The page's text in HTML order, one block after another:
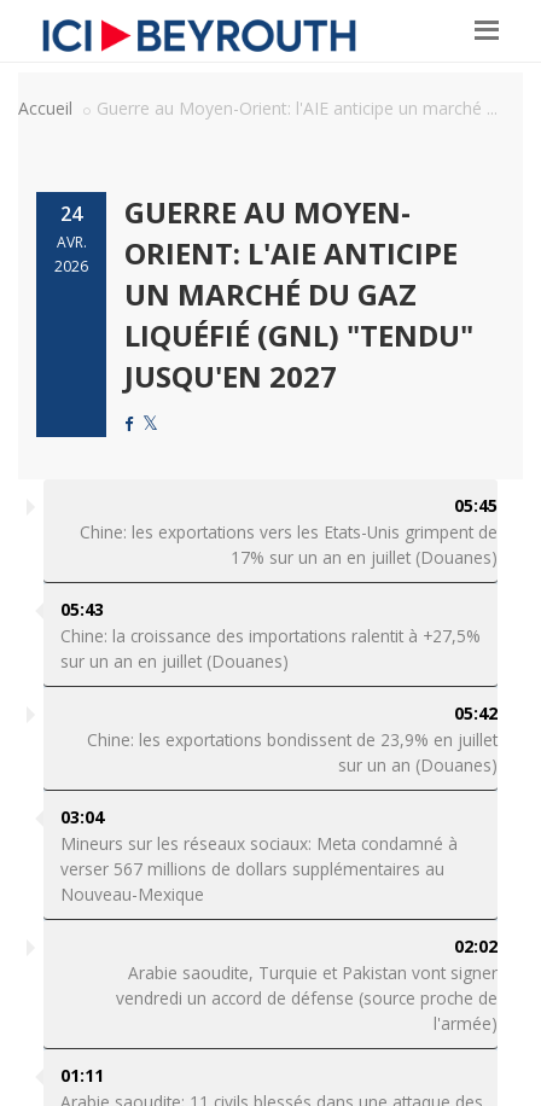
Accueil Guerre au Moyen-Orient: l'AIE anticipe un marché ...
24
AVR.
2026
GUERRE AU MOYEN-
ORIENT: L'AIE ANTICIPE
UN MARCHÉ DU GAZ
LIQUÉFIÉ (GNL) "TENDU"
JUSQU'EN 2027
05:45
Chine: les exportations vers les Etats-Unis grimpent de
17% sur un an en juillet (Douanes)
05:43
Chine: la croissance des importations ralentit à +27,5%
sur un an en juillet (Douanes)
05:42
Chine: les exportations bondissent de 23,9% en juillet
sur un an (Douanes)
03:04
Mineurs sur les réseaux sociaux: Meta condamné à
verser 567 millions de dollars supplémentaires au
Nouveau-Mexique
02:02
Arabie saoudite, Turquie et Pakistan vont signer
vendredi un accord de défense (source proche de
l'armée)
01:11